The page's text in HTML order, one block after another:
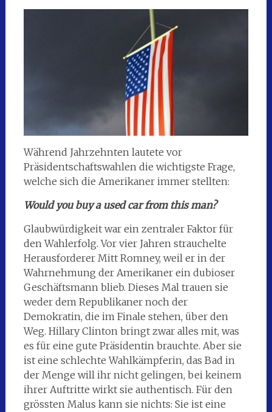
Während Jahrzehnten lautete vor
Präsidentschaftswahlen die wichtigste Frage,
welche sich die Amerikaner immer stellten:
Would you buy a used car from this man?
Glaubwürdigkeit war ein zentraler Faktor für
den Wahlerfolg. Vor vier Jahren strauchelte
Herausforderer Mitt Romney, weil er in der
Wahrnehmung der Amerikaner ein dubioser
Geschäftsmann blieb. Dieses Mal trauen sie
weder dem Republikaner noch der
Demokratin, die im Finale stehen, über den
Weg. Hillary Clinton bringt zwar alles mit, was
es für eine gute Präsidentin brauchte. Aber sie
ist eine schlechte Wahlkämpferin, das Bad in
der Menge will ihr nicht gelingen, bei keinem
ihrer Auftritte wirkt sie authentisch. Für den
grössten Malus kann sie nichts: Sie ist eine